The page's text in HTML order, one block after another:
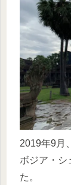
2019年9月
ボジア・シ
た。